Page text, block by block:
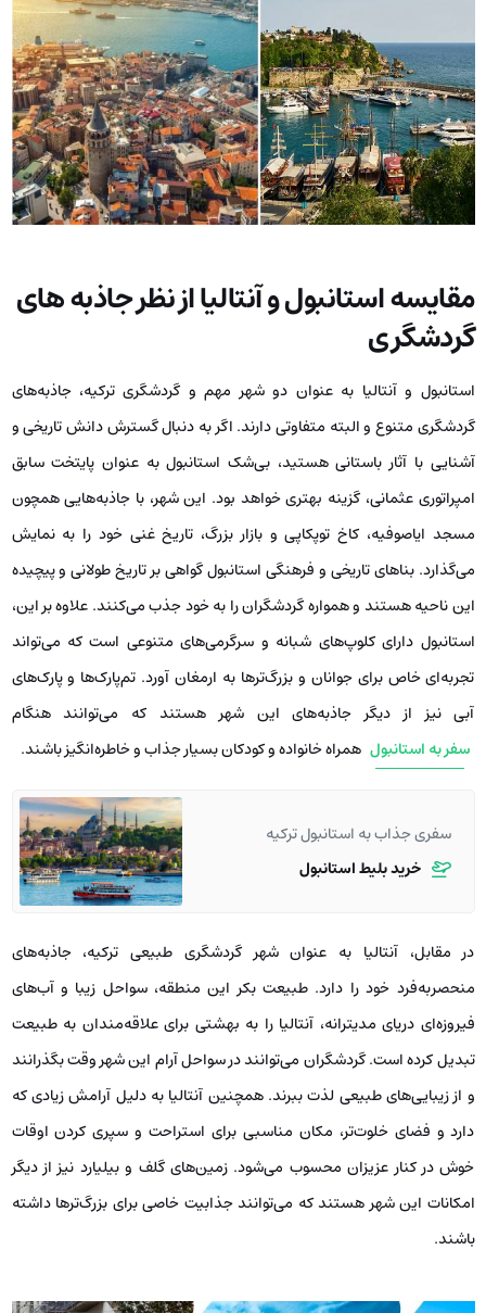
مقایسه استانبول و آنتالیا از نظر جاذبه های
گردشگری
استانبول و آنتالیا به عنوان دو شهر مهم و گردشگری ترکیه، جاذبه‌های
گردشگری متنوع و البته متفاوتی دارند. اگر به دنبال گسترش دانش تاریخی و
آشنایی با آثار باستانی هستید، بی‌شک استانبول به عنوان پایتخت سابق
امپراتوری عثمانی، گزینه بهتری خواهد بود. این شهر، با جاذبه‌هایی همچون
مسجد ایاصوفیه، کاخ توپکاپی و بازار بزرگ، تاریخ غنی خود را به نمایش
می‌گذارد. بناهای تاریخی و فرهنگی استانبول گواهی بر تاریخ طولانی و پیچیده
این ناحیه هستند و همواره گردشگران را به خود جذب می‌کنند. علاوه بر این،
استانبول دارای کلوپ‌های شبانه و سرگرمی‌های متنوعی است که می‌تواند
تجربه‌ای خاص برای جوانان و بزرگ‌ترها به ارمغان آورد. تم‌پارک‌ها و پارک‌های
آبی نیز از دیگر جاذبه‌های این شهر هستند که می‌توانند هنگام
سفر به استانبول همراه خانواده و کودکان بسیار جذاب و خاطره‌انگیز باشند.
سفری جذاب به استانبول ترکیه
خرید بلیط استانبول
در مقابل، آنتالیا به عنوان شهر گردشگری طبیعی ترکیه، جاذبه‌های
منحصربه‌فرد خود را دارد. طبیعت بکر این منطقه، سواحل زیبا و آب‌های
فیروزه‌ای دریای مدیترانه، آنتالیا را به بهشتی برای علاقه‌مندان به طبیعت
تبدیل کرده است. گردشگران می‌توانند در سواحل آرام این شهر وقت بگذرانند
و از زیبایی‌های طبیعی لذت ببرند. همچنین آنتالیا به دلیل آرامش زیادی که
دارد و فضای خلوت‌تر، مکان مناسبی برای استراحت و سپری کردن اوقات
خوش در کنار عزیزان محسوب می‌شود. زمین‌های گلف و بیلیارد نیز از دیگر
امکانات این شهر هستند که می‌توانند جذابیت خاصی برای بزرگ‌ترها داشته
باشند.